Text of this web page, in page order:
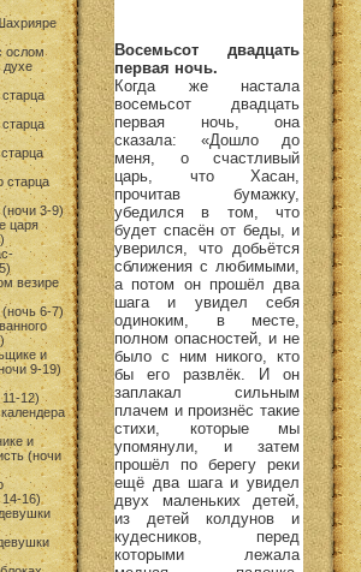
ослом
духе
старца
старца
старца
(ночи 3-9)
царя
везире
6-7)
и
9-19)
12)
и
(ночи
14-16)
Восемьсот двадцать
первая ночь.
Когда же настала
восемьсот двадцать
первая ночь, она
сказала: «Дошло до
меня, о счастливый
царь, что Хасан,
прочитав бумажку,
убедился в том, что
будет спасён от беды, и
уверился, что добьётся
сближения с любимыми,
а потом он прошёл два
шага и увидел себя
одиноким, в месте,
полном опасностей, и не
было с ним никого, кто
бы его развлёк. И он
заплакал сильным
плачем и произнёс такие
стихи, которые мы
упомянули, и затем
прошёл по берегу реки
ещё два шага и увидел
двух маленьких детей,
из детей колдунов и
кудесников, перед
которыми лежала